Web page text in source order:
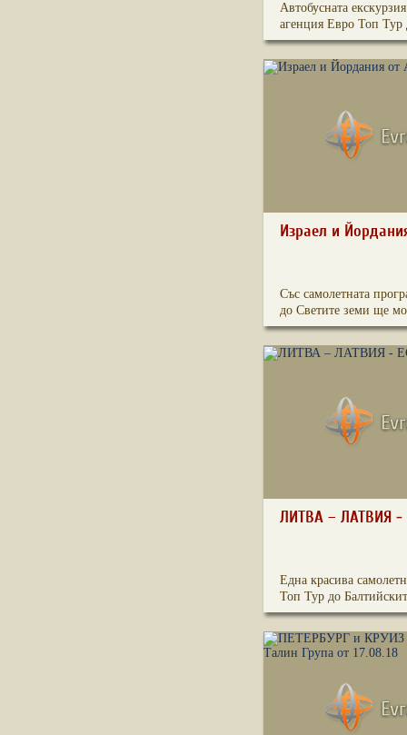
Автобусната
агенция Евро Топ
Израел и
Със самолетната
до Светите земи ще
ЛИТВА – ЛАТВИЯ -
Една красива
Топ Тур до